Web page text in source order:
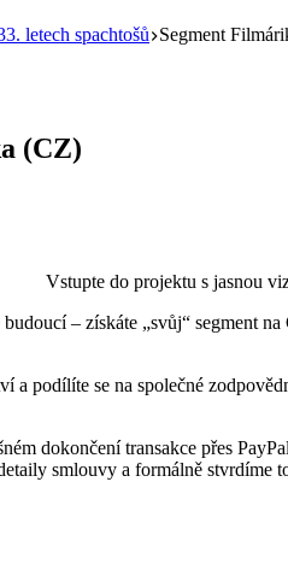
letech spachtošů Segment
(CZ)
Vstupte do projektu s jasnou
– získáte „svůj“ segment
a podílíte se na společné
dokončení transakce přes
smlouvy a formálně stvrdíme